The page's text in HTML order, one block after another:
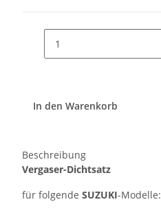
In den Warenkorb
Beschreibung
Vergaser-Dichtsatz
für folgende SUZUKI-Modelle: